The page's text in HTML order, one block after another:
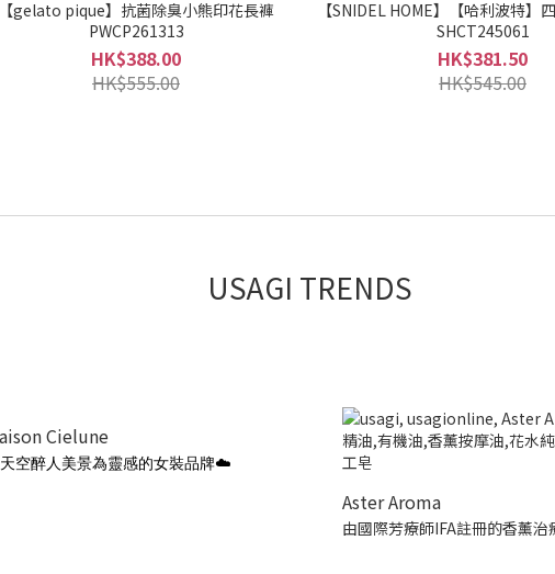
【gelato pique】抗菌除臭小熊印花長褲
PWCP261313
HK$388.00
HK$555.00
【SNIDEL HOME】【哈利波特】
SHCT245061
HK$381.50
HK$545.00
USAGI TRENDS
Cielune
空醉人美景為靈感的女裝品牌☁️
Aster Aroma
由國際芳療師IFA註冊的香薰治